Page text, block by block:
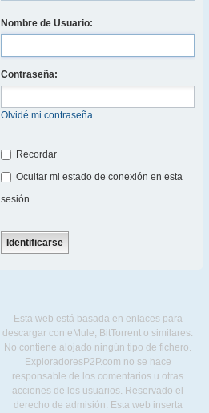
Nombre de Usuario:
Contraseña:
Olvidé mi contraseña
Recordar
Ocultar mi estado de conexión en esta
sesión
Esta web está basada en enlaces para
descargar con eMule, BitTorrent o similares.
No contiene alojado ningún tipo de fichero.
ExploradoresP2P.com no se hace
responsable de los comentarios u otras
acciones de los usuarios. Reservado el
derecho de admisión. Esta web inserta